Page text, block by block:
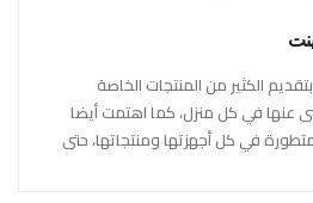
الكثير من المنتجات الخاصة
غنى عنها في كل منزل، كما اهتمت أيضا
في كل أجهزتها ومنتجاتها، حتى